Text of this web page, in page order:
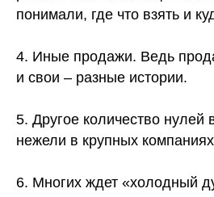
понимали, где что взять и
4. Иные продажи. Ведь
и свои – разные истории.
5. Другое количество нулей
нежели в крупных
6. Многих ждет «холодный